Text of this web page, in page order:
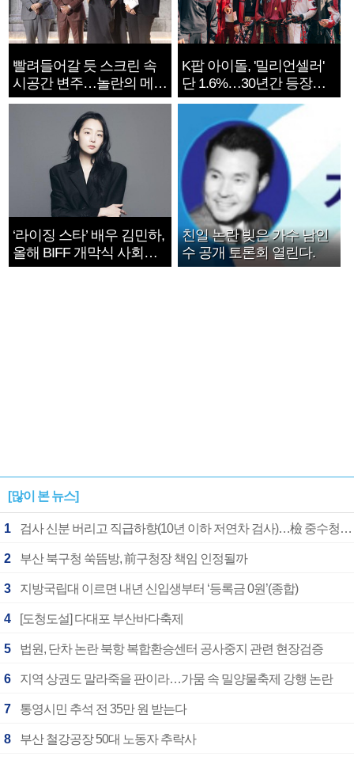
빨려들어갈 듯 스크린 속
시공간 변주…놀란의 메시
지는 ‘전쟁 속죄’
K팝 아이돌, '밀리언셀러'
단 1.6%…30년간 등장
1182개팀 전수조사
‘라이징 스타’ 배우 김민하,
올해 BIFF 개막식 사회자
확정
친일 논란 빚은 가수 남인
수 공개 토론회 열린다.
[많이 본 뉴스]
1 검사 신분 버리고 직급하향(10년 이하 저연차 검사)…檢 중수청행 기피
2 부산 북구청 쑥뜸방, 前구청장 책임 인정될까
3 지방국립대 이르면 내년 신입생부터 ‘등록금 0원’(종합)
4 [도청도설] 다대포 부산바다축제
5 법원, 단차 논란 북항 복합환승센터 공사중지 관련 현장검증
6 지역 상권도 말라죽을 판이라…가뭄 속 밀양물축제 강행 논란
7 통영시민 추석 전 35만 원 받는다
8 부산 철강공장 50대 노동자 추락사